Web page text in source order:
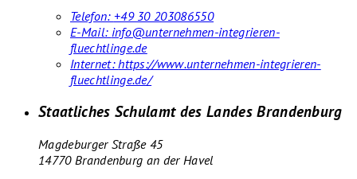
Telefon: +49 30 203086550
E-Mail: info@unternehmen-integrieren-
fluechtlinge.de
Internet:https://www.unternehmen-integrieren-
fluechtlinge.de/
Staatliches Schulamt des Landes Brandenburg
Magdeburger Straße 45
14770 Brandenburg an der Havel